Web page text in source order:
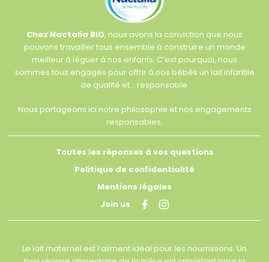
Chez Nactalia BIO, nous avons la conviction que nous
pouvons travailler tous ensemble à construire un monde
meilleur à léguer à nos enfants. C’est pourquoi, nous
sommes tous engagés pour offrir à nos bébés un lait infantile
de qualité et… responsable.
Nous partageons ici notre philosophie et nos engagements
responsables.
Toutes les réponses à vos questions
Politique de confidentialité
Mentions légales
Join us
Le lait maternel est l’aliment idéal pour les nourrissons. Un